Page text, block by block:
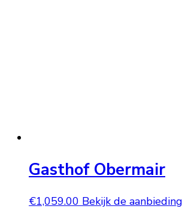
Gasthof Obermair
€1,059.00 Bekijk de aanbieding